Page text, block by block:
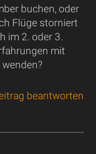
buchen, oder
Flüge storniert
im 2. oder 3.
mit
beantworten